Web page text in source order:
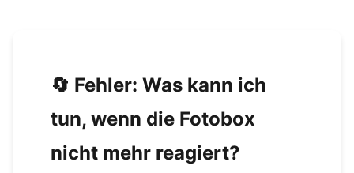
🔄 Fehler: Was kann ich
tun, wenn die Fotobox
nicht mehr reagiert?